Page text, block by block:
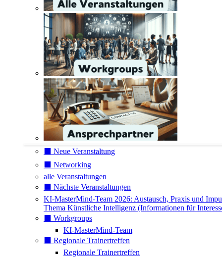
⬛️ Neue Veranstaltung
⬛️ Networking
alle Veranstaltungen
⬛️ Nächste Veranstaltungen
KI-MasterMind-Team 2026: Austausch, Praxis und
Thema Künstliche Intelligenz (Informationen für
⬛️ Workgroups
KI-MasterMind-Team
⬛️ Regionale Trainertreffen
Regionale Trainertreffen